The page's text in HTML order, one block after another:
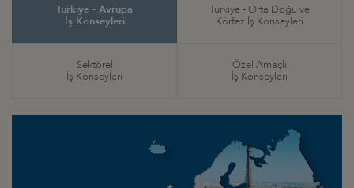
Türkiye - Avrupa
İş Konseyleri
Türkiye - Orta Doğu ve
Körfez İş Konseyleri
Sektörel
İş Konseyleri
Özel Amaçlı
İş Konseyleri